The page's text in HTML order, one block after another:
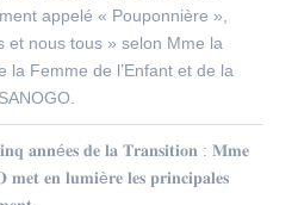
appelé « Pouponnière »,
et nous tous » selon Mme la
la Femme de l’Enfant et de la
𝐚𝐧𝐧é𝐞𝐬 𝐝𝐞 𝐥𝐚 𝐓𝐫𝐚𝐧𝐬𝐢𝐭𝐢𝐨𝐧 : 𝐌𝐦𝐞
𝐞𝐧 𝐥𝐮𝐦𝐢è𝐫𝐞 𝐥𝐞𝐬 𝐩𝐫𝐢𝐧𝐜𝐢𝐩𝐚𝐥𝐞𝐬